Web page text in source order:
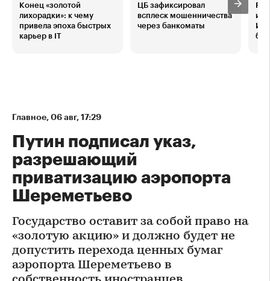
Конец «золотой
лихорадки»: к чему
привела эпоха быстрых
карьер в IT
ЦБ зафиксировал
всплеск мошенничества
через банкоматы